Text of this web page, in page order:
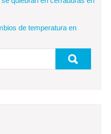
de temperatura en